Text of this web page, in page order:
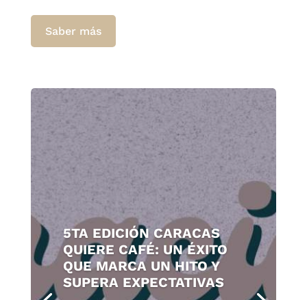
Saber más
5TA EDICIÓN CARACAS
QUIERE CAFÉ: UN ÉXITO
QUE MARCA UN HITO Y
SUPERA EXPECTATIVAS